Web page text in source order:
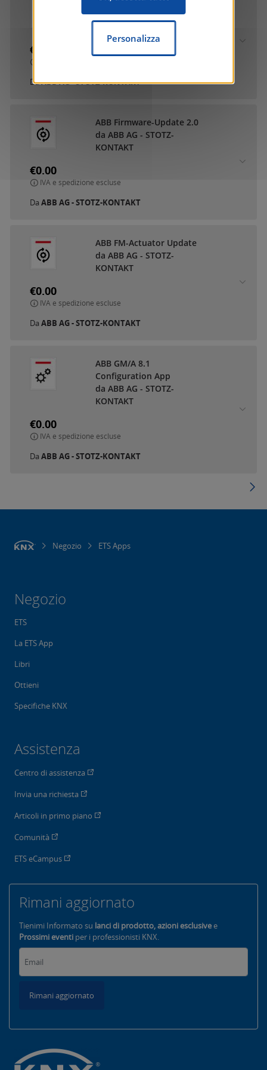
da ABB AG - STOTZ-
€0.00
DaABB AG - STOTZ-KONTAKT
ABB Firmware-Update 2.0
da ABB AG - STOTZ-
KONTAKT
€0.00
IVA e spedizione escluse
Da ABB AG - STOTZ-KONTAKT
ABB FM-Actuator Update
da ABB AG - STOTZ-
KONTAKT
€0.00
IVA e spedizione escluse
Da ABB AG - STOTZ-KONTAKT
ABB GM/A 8.1
Configuration App
da ABB AG - STOTZ-
KONTAKT
€0.00
IVA e spedizione escluse
Da ABB AG - STOTZ-KONTAKT
Negozio ETS Apps
Negozio
ETS
La ETS App
Libri
Ottieni
Specifiche KNX
Assistenza
Centro di assistenza
Invia una richiesta
Articoli in primo piano
Comunità
ETS eCampus
Rimani aggiornato
Tienimi Informato su lanci di prodotto, azioni esclusivee
Prossimi eventi per i professionisti KNX.
Rimani aggiornato
Personalizza